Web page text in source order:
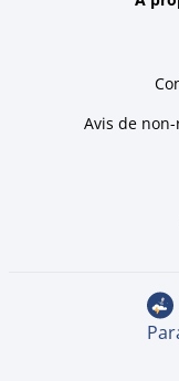
Avis de